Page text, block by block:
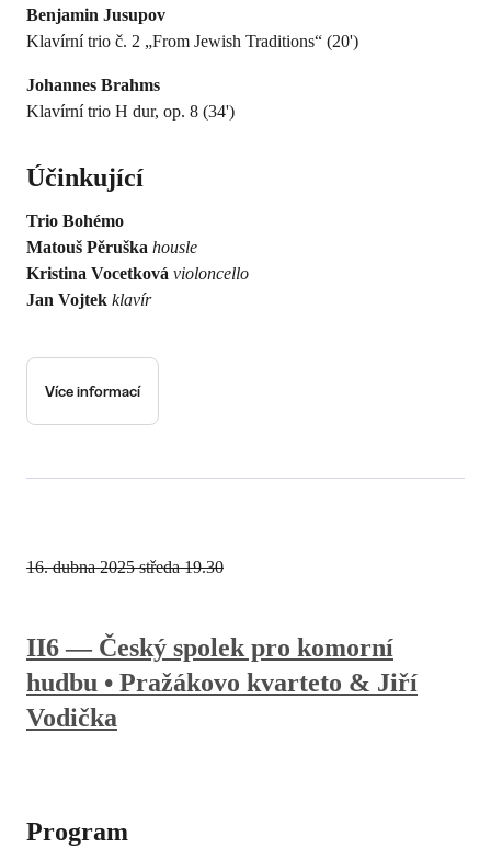
Benjamin Jusupov
Klavírní trio č. 2 „From Jewish Traditions“ (20')
Johannes Brahms
Klavírní trio H dur, op. 8 (34')
Účinkující
Trio Bohémo
Matouš Pěruška housle
Kristina Vocetková violoncello
Jan Vojtek klavír
Více informací
II6 — Český spolek pro komorní
hudbu • Pražákovo kvarteto & Jiří
Vodička
Program
16. dubna 2025 středa 19.30